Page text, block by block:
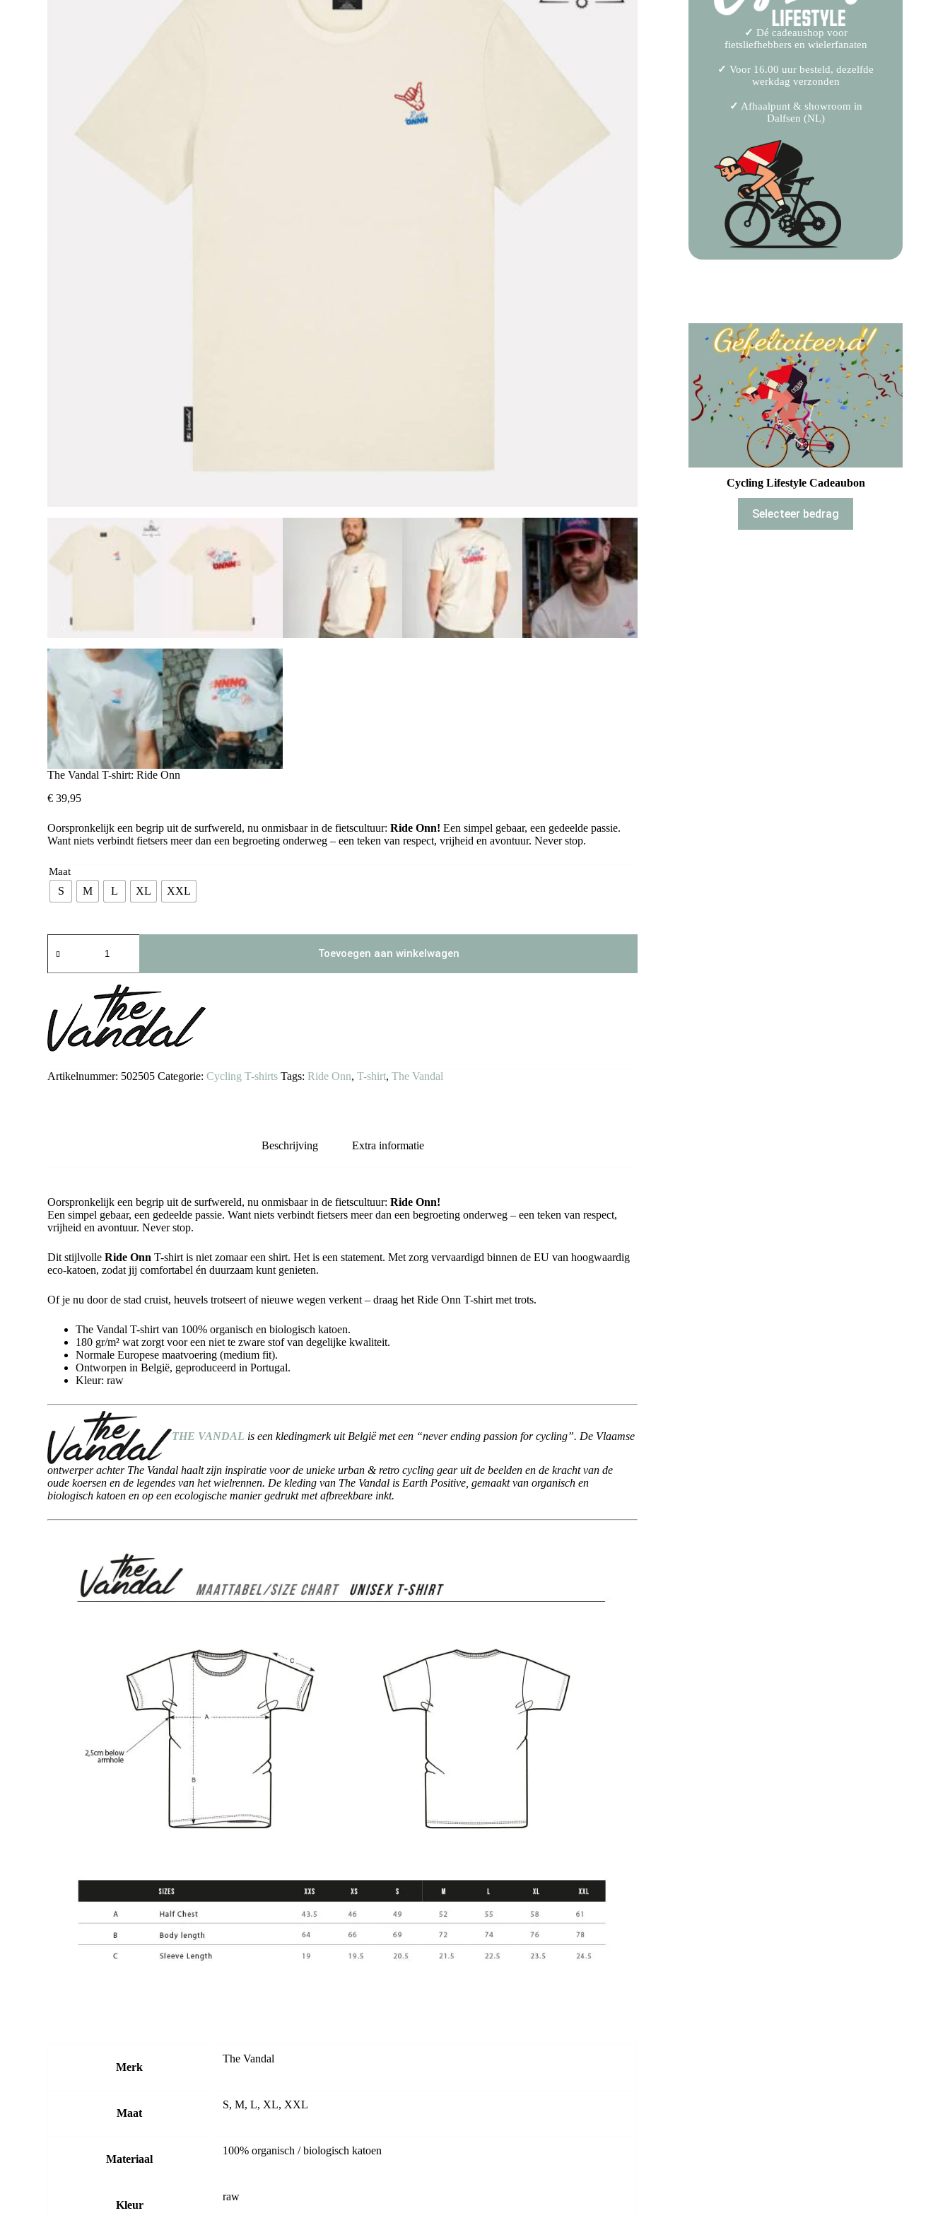
The Vandal T-shirt: Ride Onn
€ 39,95
Oorspronkelijk een begrip uit de surfwereld, nu onmisbaar in de fietscultuur: Ride Onn! Een simpel gebaar, een gedeelde passie.
Want niets verbindt fietsers meer dan een begroeting onderweg – een teken van respect, vrijheid en avontuur. Never stop.
Maat
S M L XL XXL
Vandal
shirt:
aantal
Toevoegen aan winkelwagen
Artikelnummer: 502505 Categorie:Cycling T-shirts Tags:Ride Onn,T-shirt,The Vandal
Beschrijving Extra informatie
Oorspronkelijk een begrip uit de surfwereld, nu onmisbaar in de fietscultuur: Ride Onn!
Een simpel gebaar, een gedeelde passie. Want niets verbindt fietsers meer dan een begroeting onderweg – een teken van respect,
vrijheid en avontuur. Never stop.
Dit stijlvolleRide Onn T-shirt is niet zomaar een shirt. Het is een statement. Met zorg vervaardigd binnen de EU van hoogwaardig
eco-katoen, zodat jij comfortabel én duurzaam kunt genieten.
Of je nu door de stad cruist, heuvels trotseert of nieuwe wegen verkent – draag het Ride Onn T-shirt met trots.
The Vandal T-shirt van 100% organisch en biologisch katoen.
180 gr/m² wat zorgt voor een niet te zware stof van degelijke kwaliteit.
Normale Europese maatvoering (medium fit).
Ontworpen in België, geproduceerd in Portugal.
Kleur: raw
THE VANDAL is een kledingmerk uit België met een “never ending passion for cycling”. De Vlaamse
ontwerper achter The Vandal haalt zijn inspiratie voor de unieke urban & retro cycling gear uit de beelden en de kracht van de
oude koersen en de legendes van het wielrennen. De kleding van The Vandal is Earth Positive, gemaakt van organisch en
biologisch katoen en op een ecologische manier gedrukt met afbreekbare inkt.
Merk
The Vandal
Maat
S, M, L, XL, XXL
Materiaal
100% organisch / biologisch katoen
Kleur
raw
✓ Dé cadeaushop voor
fietsliefhebbers en wielerfanaten
✓ Voor 16.00 uur besteld, dezelfde
werkdag verzonden
✓ Afhaalpunt & showroom in
Dalfsen (NL)
Cycling Lifestyle Cadeaubon
Selecteer bedrag